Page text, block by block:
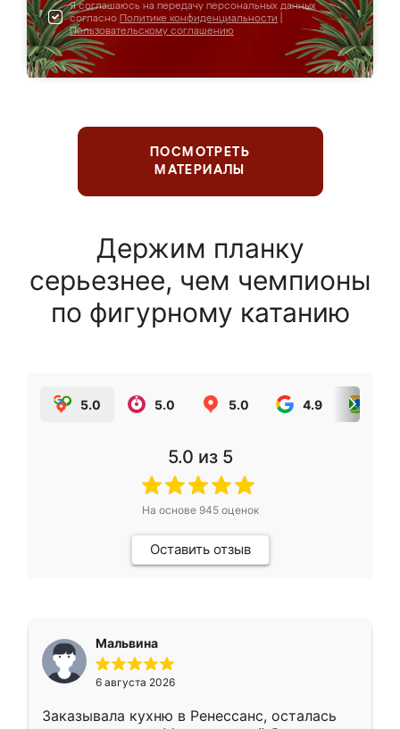
Я соглашаюсь на передачу персональных данных
согласно Политике конфиденциальности
Пользовательскому соглашению
ПОСМОТРЕТЬ
МАТЕРИАЛЫ
Держим планку
серьезнее, чем чемпионы
по фигурному катанию
5.0 5.0 5.0 4.9
5.0 из 5
На основе 945оценок
Оставить отзыв
Мальвина
6 августа 2026
Заказывала кухню в Ренессанс, осталась